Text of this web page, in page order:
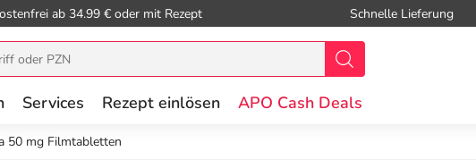
ab 34.99 € oder mit Rezept Schnelle Lieferung
Services Rezept einlösen APO Cash Deals
50 mg Filmtabletten